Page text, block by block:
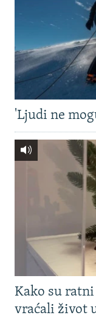
'Ljudi ne
Kako su
vraćali život